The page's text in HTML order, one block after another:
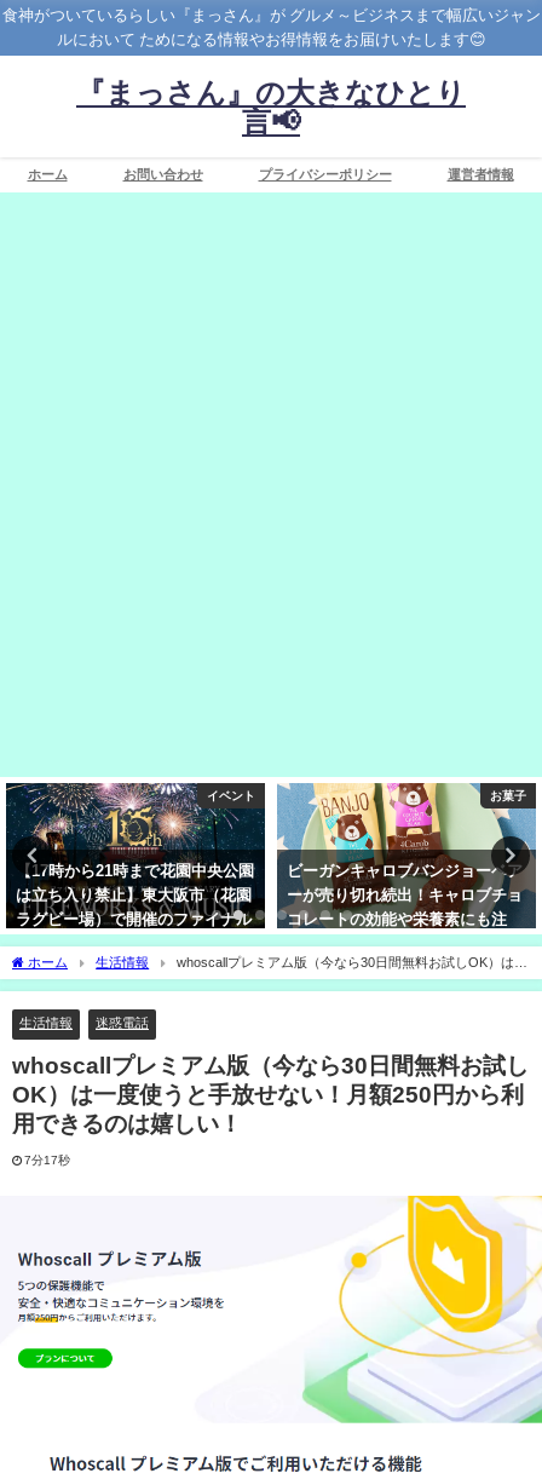
食神がついているらしい『まっさん』が グルメ～ビジネスまで幅広いジャン
ルにおいて ためになる情報やお得情報をお届けいたします😊
『まっさん』の大きなひとり
言📢
ホーム お問い合わせ プライバシーポリシー 運営者情報
イベント
【17時から21時まで花園中央公園
は立ち入り禁止】東大阪市（花園
ラグビー場）で開催のファイナル
ファンタジーとの花火イベント
お菓子
ビーガンキャロブバンジョーベア
ーが売り切れ続出！キャロブチョ
コレートの効能や栄養素にも注
目！
ホーム 生活情報
whoscallプレミアム版（今なら30日間無料お試しOK）は一
度使うと手放せない！月額250円から利用できるのは嬉しい！
生活情報 迷惑電話
whoscallプレミアム版（今なら30日間無料お試し
OK）は一度使うと手放せない！月額250円から利
用できるのは嬉しい！
7分17秒